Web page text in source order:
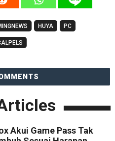
HUYA PC
Akui Game Pass Tak